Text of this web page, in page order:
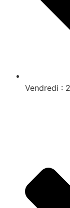
Vendredi :